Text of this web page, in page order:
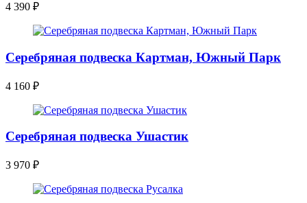
4 390 ₽
Серебряная подвеска Картман, Южный Парк
4 160 ₽
Серебряная подвеска Ушастик
3 970 ₽